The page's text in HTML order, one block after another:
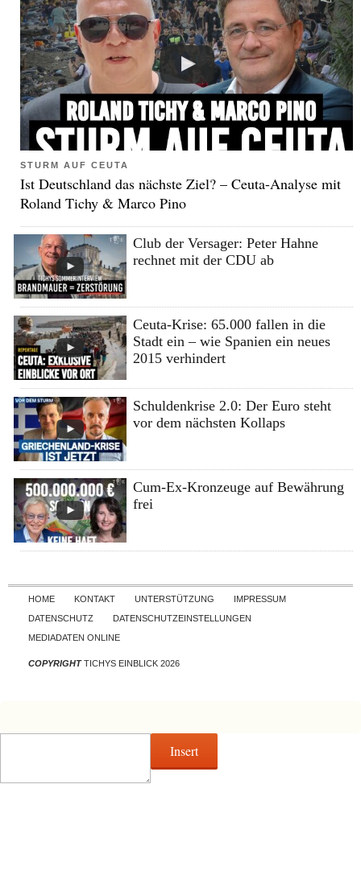
STURM AUF CEUTA
Ist Deutschland das nächste Ziel? – Ceuta-Analyse mit
Roland Tichy & Marco Pino
Club der Versager: Peter Hahne
rechnet mit der CDU ab
Ceuta-Krise: 65.000 fallen in die
Stadt ein – wie Spanien ein neues
2015 verhindert
Schuldenkrise 2.0: Der Euro steht
vor dem nächsten Kollaps
Cum-Ex-Kronzeuge auf Bewährung
frei
Skip to content
HOME KONTAKT UNTERSTÜTZUNG
IMPRESSUM
DATENSCHUTZ
DATENSCHUTZEINSTELLUNGEN
MEDIADATEN ONLINE
COPYRIGHTTICHYS EINBLICK 2026
Insert